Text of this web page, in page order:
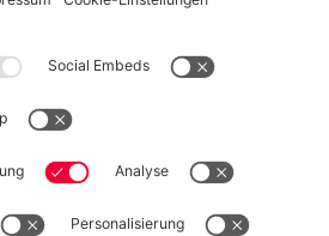
WIDERRUF
Datenschutz
Cookie Details